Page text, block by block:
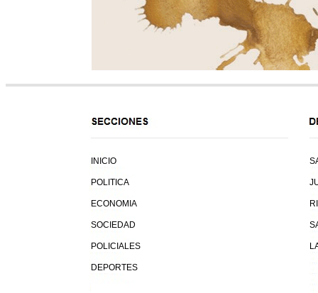
INICIO
POLITICA
ECONOMIA
SOCIEDAD
POLICIALES
DEPORTES